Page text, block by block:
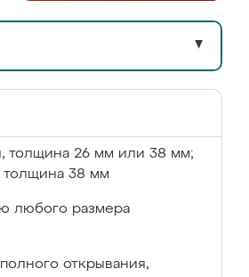
▼
толщина 26 мм или 38 мм;
толщина 38 мм
любого размера
открывания,